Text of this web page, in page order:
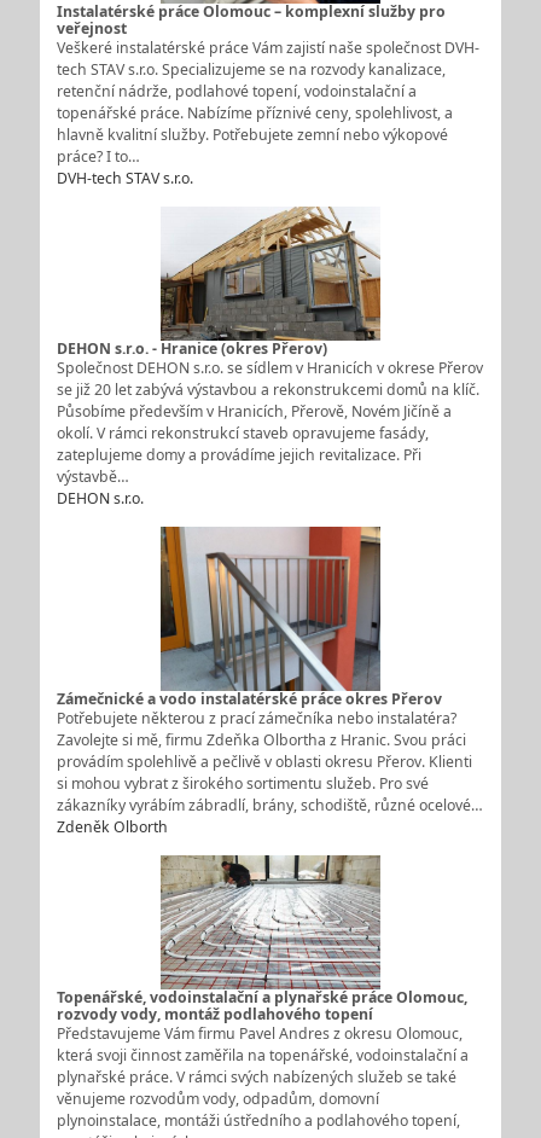
Instalatérské práce Olomouc – komplexní služby pro
veřejnost
Veškeré instalatérské práce Vám zajistí naše společnost DVH-
tech STAV s.r.o. Specializujeme se na rozvody kanalizace,
retenční nádrže, podlahové topení, vodoinstalační a
topenářské práce. Nabízíme příznivé ceny, spolehlivost, a
hlavně kvalitní služby. Potřebujete zemní nebo výkopové
práce? I to…
DVH-tech STAV s.r.o.
DEHON s.r.o. - Hranice (okres Přerov)
Společnost DEHON s.r.o. se sídlem v Hranicích v okrese Přerov
se již 20 let zabývá výstavbou a rekonstrukcemi domů na klíč.
Působíme především v Hranicích, Přerově, Novém Jičíně a
okolí. V rámci rekonstrukcí staveb opravujeme fasády,
zateplujeme domy a provádíme jejich revitalizace. Při
výstavbě…
DEHON s.r.o.
Zámečnické a vodo instalatérské práce okres Přerov
Potřebujete některou z prací zámečníka nebo instalatéra?
Zavolejte si mě, firmu Zdeňka Olbortha z Hranic. Svou práci
provádím spolehlivě a pečlivě v oblasti okresu Přerov. Klienti
si mohou vybrat z širokého sortimentu služeb. Pro své
zákazníky vyrábím zábradlí, brány, schodiště, různé ocelové…
Zdeněk Olborth
Topenářské, vodoinstalační a plynařské práce Olomouc,
rozvody vody, montáž podlahového topení
Představujeme Vám firmu Pavel Andres z okresu Olomouc,
která svoji činnost zaměřila na topenářské, vodoinstalační a
plynařské práce. V rámci svých nabízených služeb se také
věnujeme rozvodům vody, odpadům, domovní
plynoinstalace, montáži ústředního a podlahového topení,